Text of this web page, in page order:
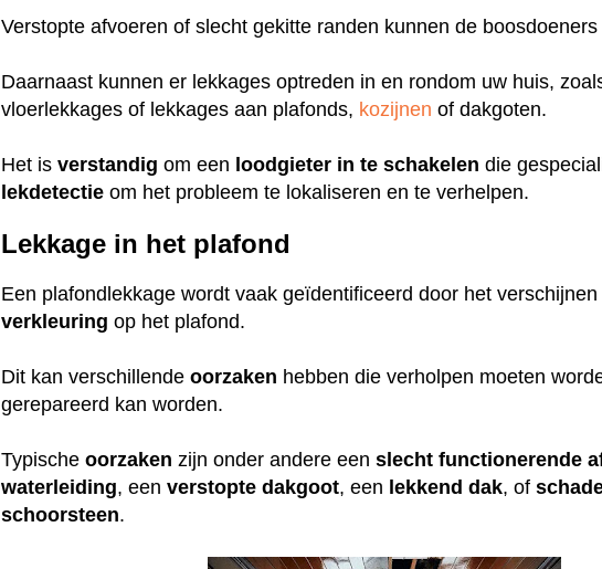
Verstopte afvoeren of slecht gekitte randen kunnen de boosdoeners
Daarnaast kunnen er lekkages optreden in en rondom uw huis,
vloerlekkages of lekkages aan plafonds, kozijnen of dakgoten.
Het isverstandig om een loodgieter in te schakelen die
lekdetectie om het probleem te lokaliseren en te verhelpen.
Lekkage in het plafond
Een plafondlekkage wordt vaak geïdentificeerd door het verschijnen
verkleuring op het plafond.
Dit kan verschillendeoorzaken hebben die verholpen moeten
gerepareerd kan worden.
Typischeoorzaken zijn onder andere eenslecht functionerende
waterleiding, eenverstopte dakgoot, een lekkend dak, of
schoorsteen.